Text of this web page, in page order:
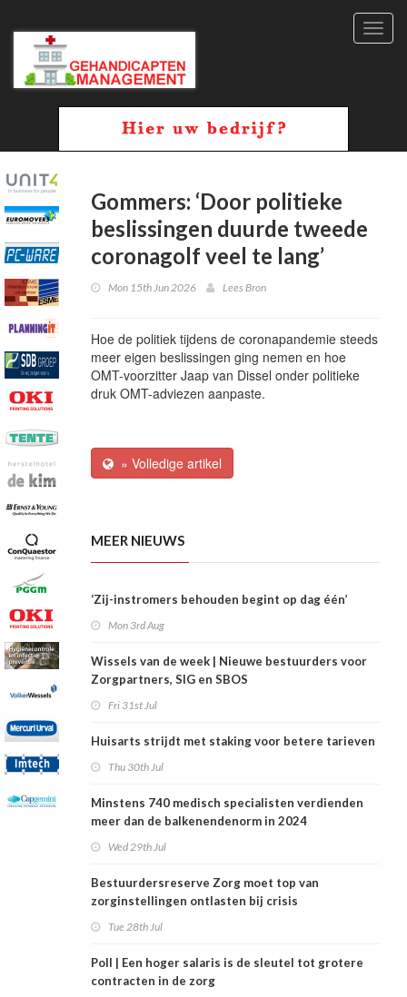
Gommers: ‘Door politieke
beslissingen duurde tweede
coronagolf veel te lang’
Mon 15th Jun 2026 Lees Bron
Hoe de politiek tijdens de coronapandemie steeds
meer eigen beslissingen ging nemen en hoe
OMT-voorzitter Jaap van Dissel onder politieke
druk OMT-adviezen aanpaste.
» Volledige artikel
MEER NIEUWS
‘Zij-instromers behouden begint op dag één’
Mon 3rd Aug
Wissels van de week | Nieuwe bestuurders voor
Zorgpartners, SIG en SBOS
Fri 31st Jul
Huisarts strijdt met staking voor betere tarieven
Thu 30th Jul
Minstens 740 medisch specialisten verdienden
meer dan de balkenendenorm in 2024
Wed 29th Jul
Bestuurdersreserve Zorg moet top van
zorginstellingen ontlasten bij crisis
Tue 28th Jul
Poll | Een hoger salaris is de sleutel tot grotere
contracten in de zorg